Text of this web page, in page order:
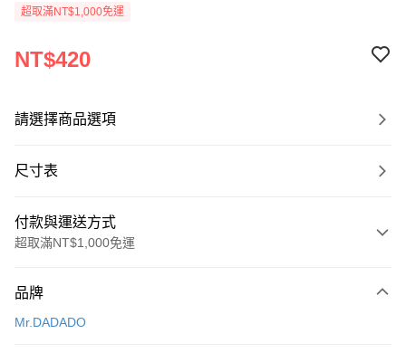
超取滿NT$1,000免運
NT$420
請選擇商品選項
尺寸表
付款與運送方式
超取滿NT$1,000免運
信用卡一次付款
品牌
Mr.DADADO